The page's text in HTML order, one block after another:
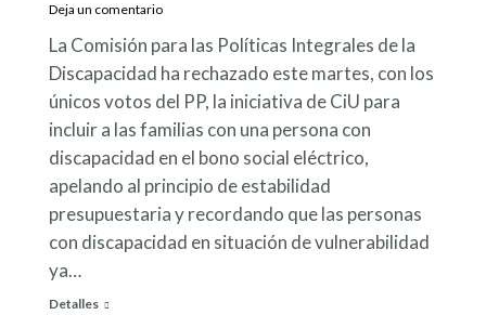
Deja un comentario
La Comisión para las Políticas Integrales de la
Discapacidad ha rechazado este martes, con los
únicos votos del PP, la iniciativa de CiU para
incluir a las familias con una persona con
discapacidad en el bono social eléctrico,
apelando al principio de estabilidad
presupuestaria y recordando que las personas
con discapacidad en situación de vulnerabilidad
ya…
Detalles